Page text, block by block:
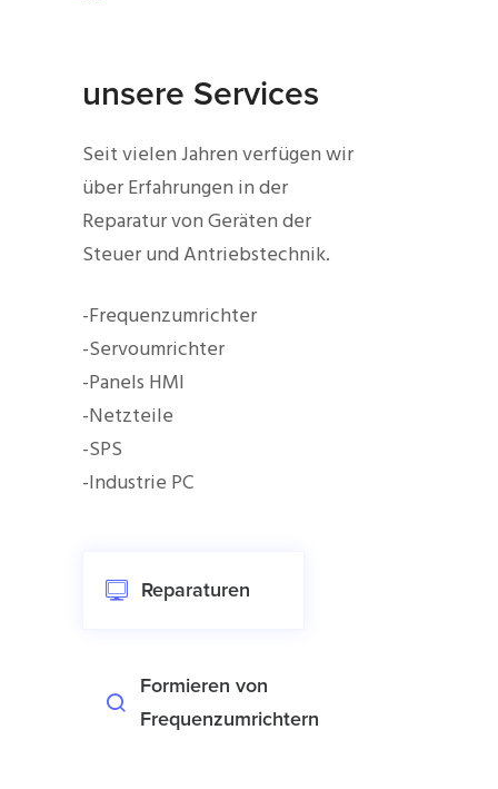
unsere Services
Seit vielen Jahren verfügen wir
über Erfahrungen in der
Reparatur von Geräten der
Steuer und Antriebstechnik.
-Frequenzumrichter
-Servoumrichter
-Panels HMI
-Netzteile
-SPS
-Industrie PC
Reparaturen
Formieren von
Frequenzumrichtern